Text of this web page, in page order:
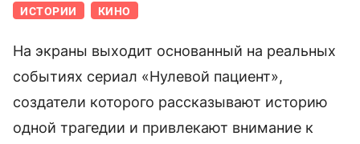
ИСТОРИИ КИНО
На экраны выходит основанный на реальных
событиях сериал «Нулевой пациент»,
создатели которого рассказывают историю
одной трагедии и привлекают внимание к